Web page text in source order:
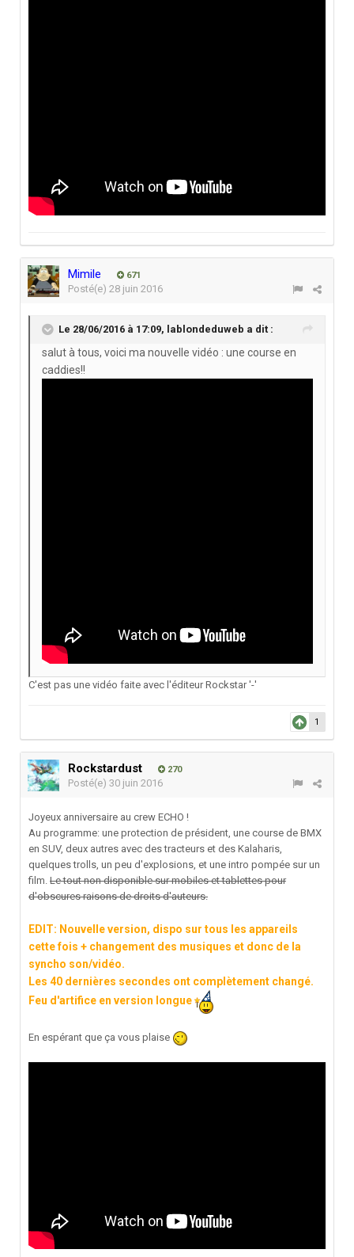
Mimile 671
Posté(e) 28 juin 2016
Le 28/06/2016 à 17:09, lablondeduweb a dit :
salut à tous, voici ma nouvelle vidéo : une course en
caddies!!
C'est pas une vidéo faite avec l'éditeur Rockstar '-'
1
Rockstardust 270
Posté(e) 30 juin 2016
Joyeux anniversaire au crew ECHO !
Au programme: une protection de président, une course de BMX
en SUV, deux autres avec des tracteurs et des Kalaharis,
quelques trolls, un peu d'explosions, et une intro pompée sur un
film. Le tout non disponible sur mobiles et tablettes pour
d'obscures raisons de droits d'auteurs.
EDIT: Nouvelle version, dispo sur tous les appareils
cette fois + changement des musiques et donc de la
syncho son/vidéo.
Les 40 dernières secondes ont complètement changé.
Feu d'artifice en version longue
En espérant que ça vous plaise